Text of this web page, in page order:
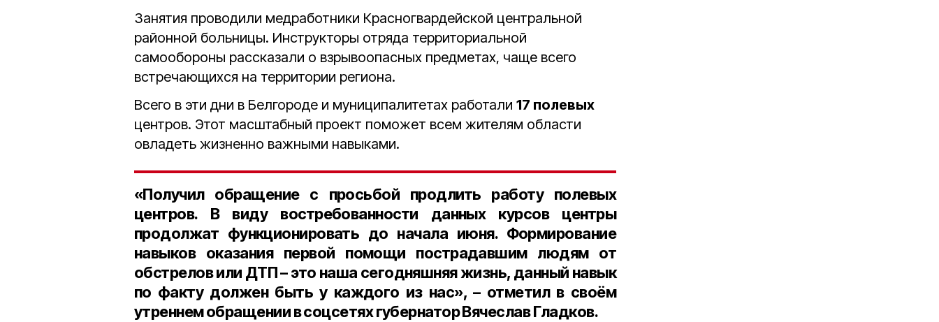
Занятия проводили медработники Красногвардейской центральной
районной больницы. Инструкторы отряда территориальной
самообороны рассказали о взрывоопасных предметах, чаще всего
встречающихся на территории региона.
Всего в эти дни в Белгороде и муниципалитетах работали 17 полевых
центров. Этот масштабный проект поможет всем жителям области
овладеть жизненно важными навыками.
«Получил обращение с просьбой продлить работу полевых
центров. В виду востребованности данных курсов центры
продолжат функционировать до начала июня. Формирование
навыков оказания первой помощи пострадавшим людям от
обстрелов или ДТП – это наша сегодняшняя жизнь, данный навык
по факту должен быть у каждого из нас», – отметил в своём
утреннем обращении в соцсетях губернатор Вячеслав Гладков.